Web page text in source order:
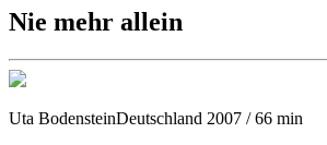
Nie mehr allein
Uta BodensteinDeutschland 2007 / 66 min